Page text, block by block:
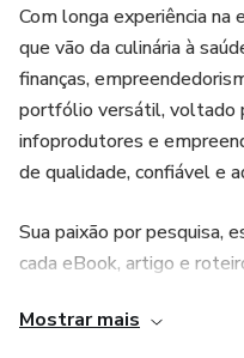
Com longa experiência
que vão da culinária à
finanças,
portfólio versátil, voltado
infoprodutores e
de qualidade, confiável e
Sua paixão por pesquisa,
cada eBook, artigo e
público, Fortunato entrega
Mostrar mais